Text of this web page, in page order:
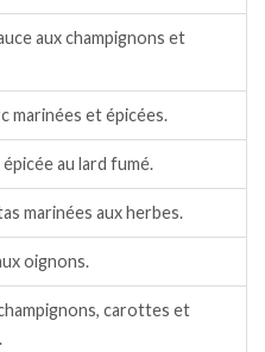
aux champignons et
marinées et épicées.
au lard fumé.
marinées aux herbes.
oignons.
carottes et